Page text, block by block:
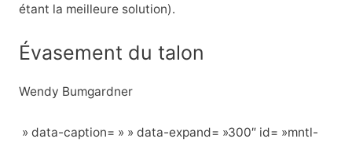
étant la meilleure solution).
Évasement du talon
Wendy Bumgardner
» data-caption= » » data-expand= »300″ id= »mntl-